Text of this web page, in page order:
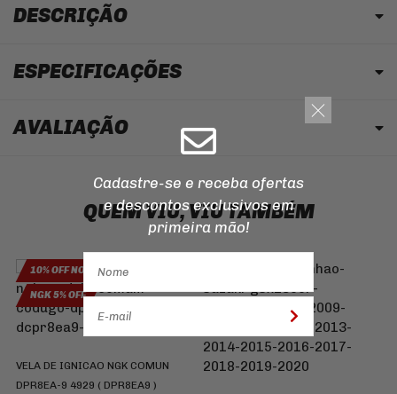
DESCRIÇÃO
ESPECIFICAÇÕES
AVALIAÇÃO
QUEM VIU, VIU TAMBÉM
10% OFF NO PIX
NGK 5% OFF
VELA DE IGNICAO NGK COMUN
DPR8EA-9 4929 ( DPR8EA9 )
Cadastre-se e receba ofertas
e descontosexclusivos em
primeira mão!